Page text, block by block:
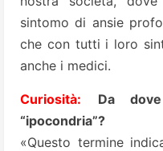
sintomo di ansie
che con tutti i loro
anche i medici.
Curiosità:
Da
“ipocondria”?
«Questo termine